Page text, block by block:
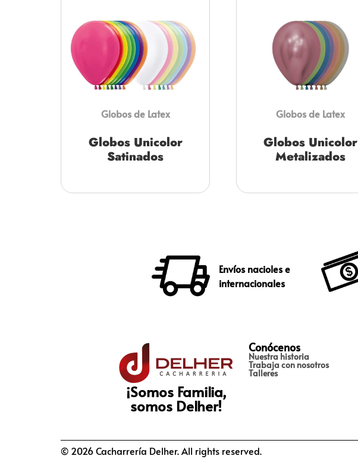
Globos de Latex
Globos Unicolor
Satinados
Globos de Latex
Globos Unicolor
Metalizados
Envíos nacioles e
internacionales
¡Somos Familia,
somos Delher!
Conócenos
Nuestra historia
Trabaja con nosotros
Talleres
© 2026 Cacharrería Delher. All rights reserved.